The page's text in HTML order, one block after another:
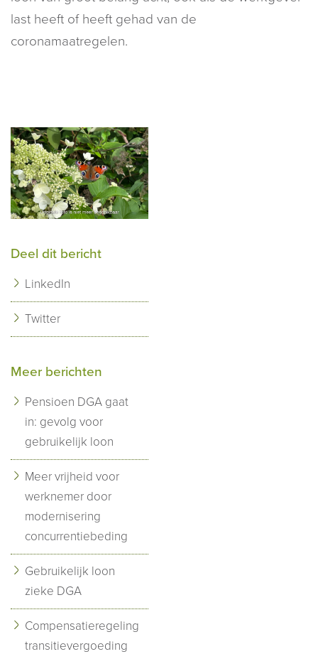
last heeft of heeft gehad van de
coronamaatregelen.
Deel dit bericht
LinkedIn
Twitter
Meer berichten
Pensioen DGA gaat
in: gevolg voor
gebruikelijk loon
Meer vrijheid voor
werknemer door
modernisering
concurrentiebeding
Gebruikelijk loon
zieke DGA
Compensatieregeling
transitievergoeding